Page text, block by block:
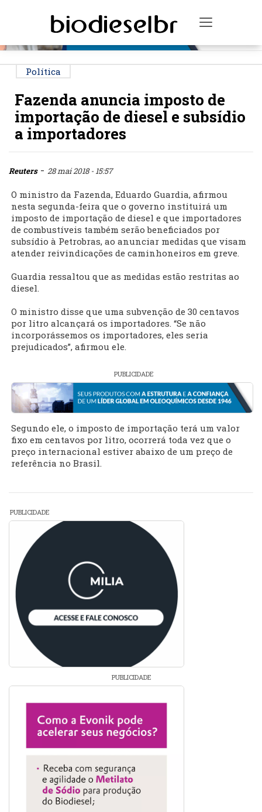
Toggle
Política
Fazenda anuncia imposto de
importação de diesel e subsídio
a importadores
Reuters- 28 mai 2018 - 15:57
O ministro da Fazenda, Eduardo Guardia, afirmou
nesta segunda-feira que o governo instituirá um
imposto de importação de diesel e que importadores
de combustíveis também serão beneficiados por
subsídio à Petrobras, ao anunciar medidas que visam
atender reivindicações de caminhoneiros em greve.
Guardia ressaltou que as medidas estão restritas ao
diesel.
O ministro disse que uma subvenção de 30 centavos
por litro alcançará os importadores. “Se não
incorporássemos os importadores, eles seria
prejudicados”, afirmou ele.
PUBLICIDADE
Segundo ele, o imposto de importação terá um valor
fixo em centavos por litro, ocorrerá toda vez que o
preço internacional estiver abaixo de um preço de
referência no Brasil.
PUBLICIDADE
PUBLICIDADE